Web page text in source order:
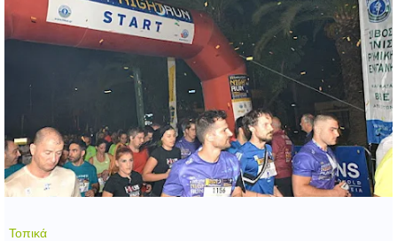
Τοπικά